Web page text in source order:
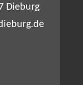
Dieburg